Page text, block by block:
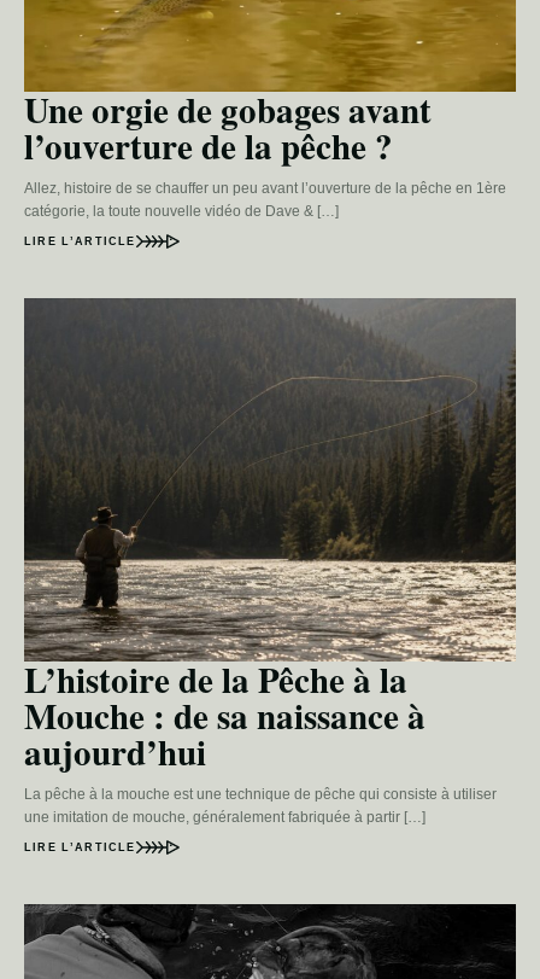
Une orgie de gobages avant
l’ouverture de la pêche ?
Allez, histoire de se chauffer un peu avant l’ouverture de la pêche en 1ère
catégorie, la toute nouvelle vidéo de Dave & […]
LIRE L’ARTICLE
L’histoire de la Pêche à la
Mouche : de sa naissance à
aujourd’hui
La pêche à la mouche est une technique de pêche qui consiste à utiliser
une imitation de mouche, généralement fabriquée à partir […]
LIRE L’ARTICLE